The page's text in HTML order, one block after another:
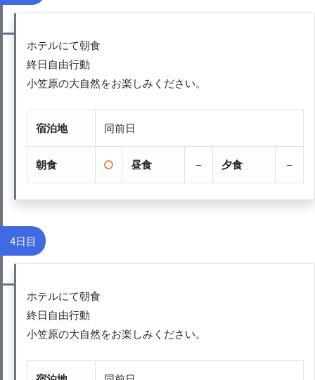
ホテルにて朝食
終日自由行動
小笠原の大自然をお楽しみください。
宿泊地 同前日
朝食 昼食 － 夕食 －
4日目
ホテルにて朝食
終日自由行動
小笠原の大自然をお楽しみください。